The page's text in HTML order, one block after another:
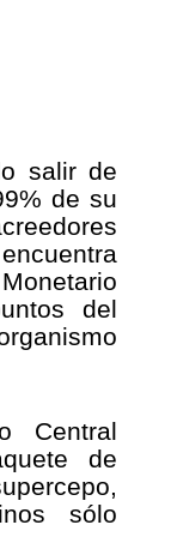
salir de
de su
del
Central
de
,
sólo